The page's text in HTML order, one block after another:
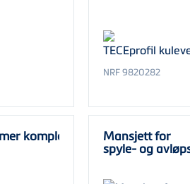
NRF 9820282
komplett 2017-Mansjett for
spyle- og